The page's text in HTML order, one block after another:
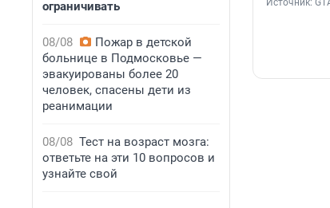
ограничивать
08/08
Пожар в детской
больнице в Подмосковье —
эвакуированы более 20
человек, спасены дети из
реанимации
08/08 Тест на возраст мозга:
ответьте на эти 10 вопросов и
узнайте свой
Источник: